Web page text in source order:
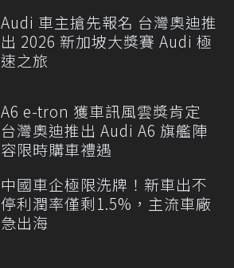
Audi 車主搶先報名 台灣奧迪推
出 2026 新加坡大獎賽 Audi 極
速之旅
A6 e-tron 獲車訊風雲獎肯定
台灣奧迪推出 Audi A6 旗艦陣
容限時購車禮遇
中國車企極限洗牌！新車出不
停利潤率僅剩1.5%，主流車廠
急出海